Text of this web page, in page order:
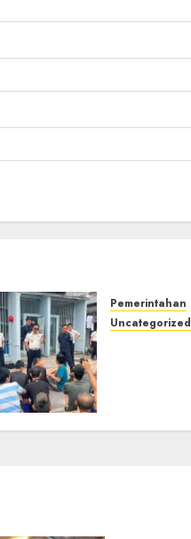
Pemerintahan
Uncategorized